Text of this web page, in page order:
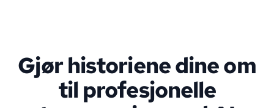
Gjør historiene dine om
til profesjonelle